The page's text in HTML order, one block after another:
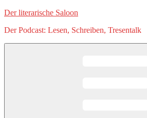
Zum
springen
Der literarische Saloon
Der Podcast: Lesen, Schreiben, Tresentalk